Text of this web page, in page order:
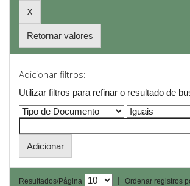
Retornar valores
Adicionar filtros:
Utilizar filtros para refinar o resultado de
Resultados/Página |
Ordenar registros